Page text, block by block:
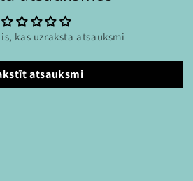
kas uzraksta atsauksmi
atsauksmi